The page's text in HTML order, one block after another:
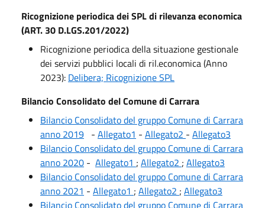
Ricognizione periodica dei SPL di rilevanza economica
(ART. 30 D.LGS.201/2022)
Ricognizione periodica della situazione gestionale
dei servizi pubblici locali di ril.economica (Anno
2023): Delibera; Ricognizione SPL
Bilancio Consolidato del Comune di Carrara
Bilancio Consolidato del gruppo Comune di Carrara
anno 2019 - Allegato1 - Allegato2 - Allegato3
Bilancio Consolidato del gruppo Comune di Carrara
anno 2020 - Allegato1 ; Allegato2 ; Allegato3
Bilancio Consolidato del gruppo Comune di Carrara
anno 2021 - Allegato1 ; Allegato2 ; Allegato3
Bilancio Consolidato del gruppo Comune di Carrara